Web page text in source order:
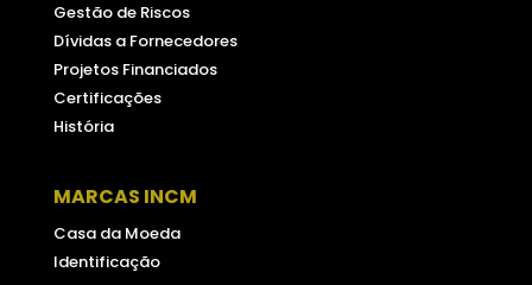
Gestão de Riscos
Dívidas a Fornecedores
Projetos Financiados
Certificações
História
MARCAS INCM
Casa da Moeda
Identificação